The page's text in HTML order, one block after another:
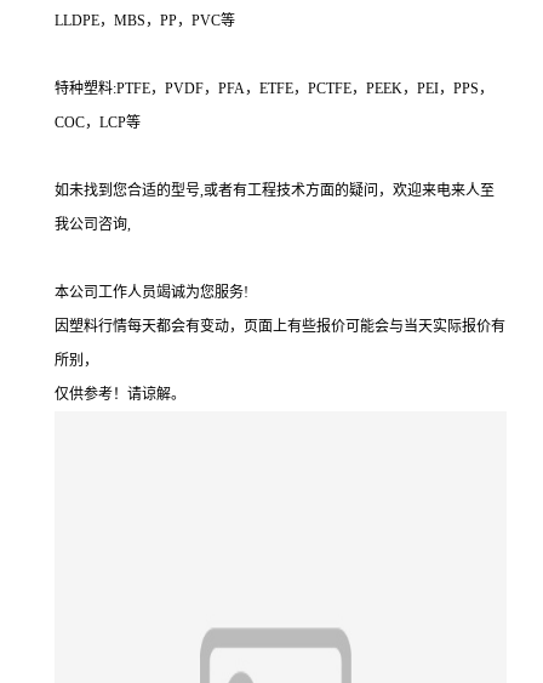
LLDPE，MBS，PP，PVC等
特种塑料:PTFE，PVDF，PFA，ETFE，PCTFE，PEEK，PEI，PPS，
COC，LCP等
如未找到您合适的型号,或者有工程技术方面的疑问，欢迎来电来人至
我公司咨询,
本公司工作人员竭诚为您服务!
因塑料行情每天都会有变动，页面上有些报价可能会与当天实际报价有
所别，
仅供参考！请谅解。